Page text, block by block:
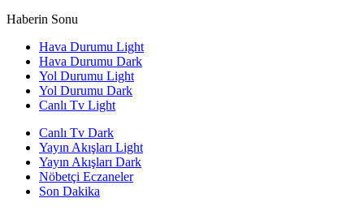
Haberin Sonu
Hava Durumu Light
Hava Durumu Dark
Yol Durumu Light
Yol Durumu Dark
Canlı Tv Light
Canlı Tv Dark
Yayın Akışları Light
Yayın Akışları Dark
Nöbetçi Eczaneler
Son Dakika